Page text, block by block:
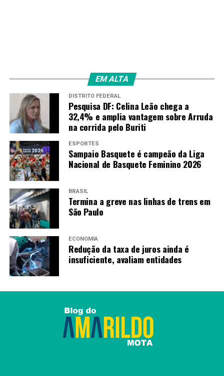
EM ALTA
DISTRITO FEDERAL
Pesquisa DF: Celina Leão chega a
32,4% e amplia vantagem sobre Arruda
na corrida pelo Buriti
ESPORTES
Sampaio Basquete é campeão da Liga
Nacional de Basquete Feminino 2026
BRASIL
Termina a greve nas linhas de trens em
São Paulo
ECONOMIA
Redução da taxa de juros ainda é
insuficiente, avaliam entidades